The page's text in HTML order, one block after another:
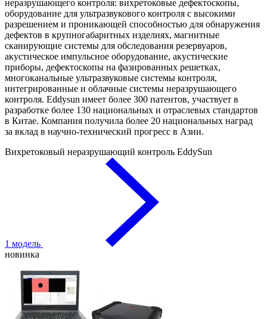
неразрушающего контроля: вихретоковые дефектоскопы,
оборудование для ультразвукового контроля с высокими
разрешением и проникающей способностью для обнаружения
дефектов в крупногабаритных изделиях, магнитные
сканирующие системы для обследования резервуаров,
акустическое импульсное оборудование, акустические
приборы, дефектоскопы на фазированных решетках,
многоканальные ультразвуковые системы контроля,
интегрированные и облачные системы неразрушающего
контроля. Eddysun имеет более 300 патентов, участвует в
разработке более 130 национальных и отраслевых стандартов
в Китае. Компания получила более 20 национальных наград
за вклад в научно-технический прогресс в Азии.
Вихретоковый неразрушающий контроль EddySun
1 модель
новинка